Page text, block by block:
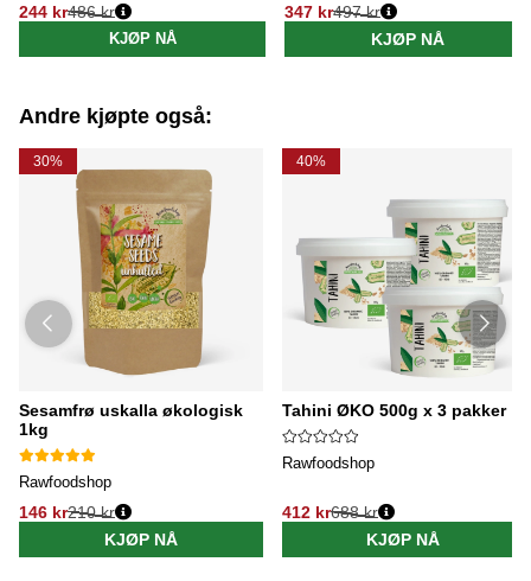
244 kr
Vanlig pris:
486 kr
KJØP NÅ
347 kr
Vanlig pris:
497 kr
KJØP NÅ
Andre kjøpte også:
30%
Sesamfrø uskalla økologisk
1kg
Rawfoodshop
146 kr210 kr
KJØP NÅ
40%
Tahini ØKO 500g x 3 pakker
Rawfoodshop
412 kr688 kr
KJØP NÅ